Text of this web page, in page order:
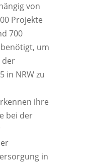
von
Projekte
700
um
der
in NRW zu
ihre
bei der
in